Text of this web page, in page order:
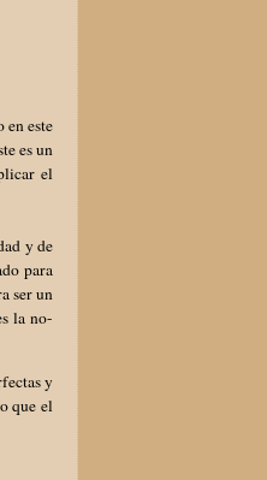
este
es un
el
y de
para
ser un
la no-
y
que el